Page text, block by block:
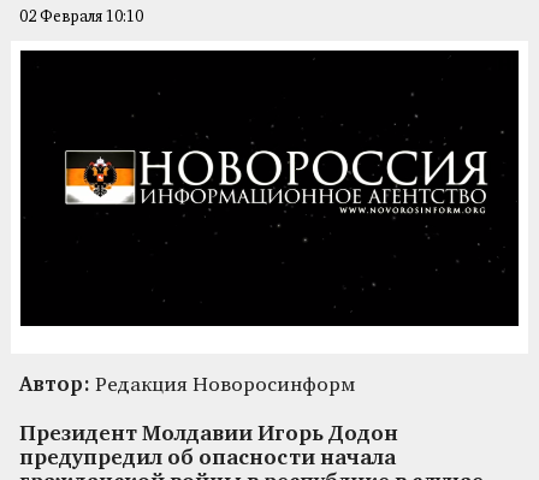
02 Февраля 10:10
Автор: Редакция Новоросинформ
Президент Молдавии Игорь Додон
предупредил об опасности начала